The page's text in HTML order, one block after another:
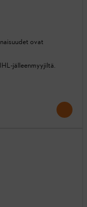
ovat
jälleenmyyjiltä.